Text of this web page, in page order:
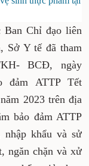
Chỉ đạo liên
Sở Y tế đã tham
BCĐ, ngày
đảm ATTP Tết
2023 trên địa
bảo đảm ATTP
nhập khẩu và sử
ngăn chặn và xử